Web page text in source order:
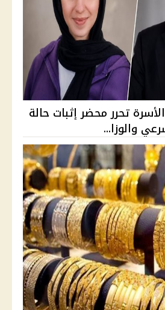
ريم.. الأسرة تحرر محضر إثبات حالة
والوزا...